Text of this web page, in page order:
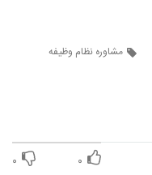
مشاوره نظام وظیفه
۰ ۰